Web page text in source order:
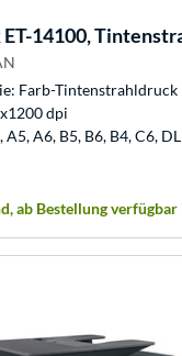
ET-14100,
Farb-Tintenstrahldruck
dpi
A6, B5, B6, B4, C6,
ab Bestellung